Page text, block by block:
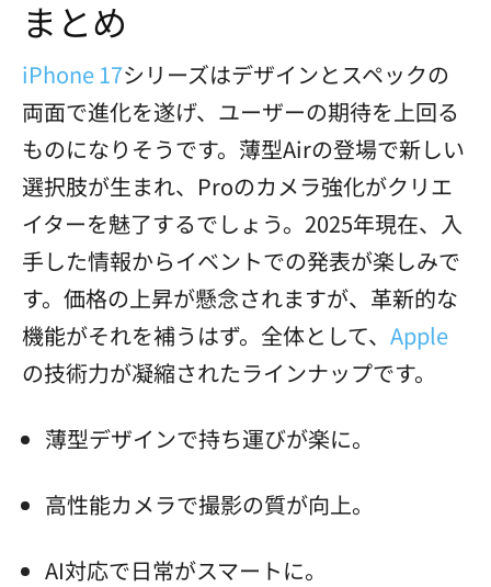
まとめ
iPhone 17シリーズはデザインとスペックの
両面で進化を遂げ、ユーザーの期待を上回る
ものになりそうです。薄型Airの登場で新しい
選択肢が生まれ、Proのカメラ強化がクリエ
イターを魅了するでしょう。2025年現在、入
手した情報からイベントでの発表が楽しみで
す。価格の上昇が懸念されますが、革新的な
機能がそれを補うはず。全体として、 Apple
の技術力が凝縮されたラインナップです。
薄型デザインで持ち運びが楽に。
高性能カメラで撮影の質が向上。
AI対応で日常がスマートに。